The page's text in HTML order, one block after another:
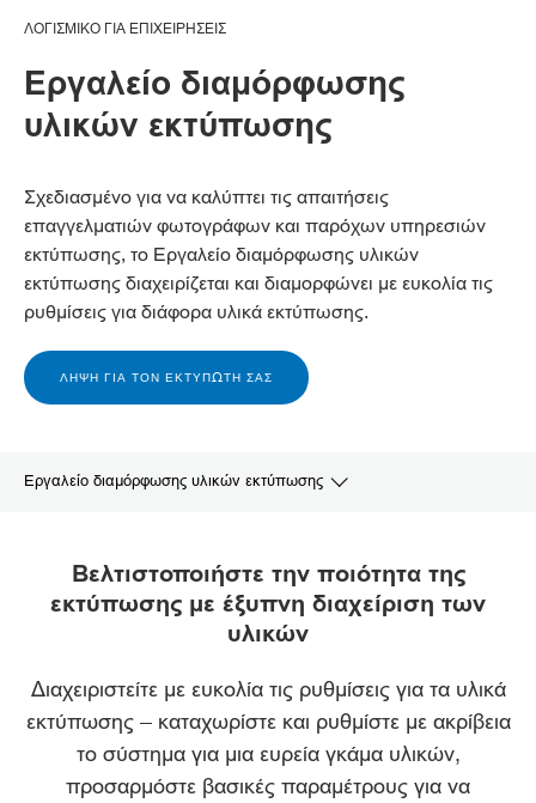
ΛΟΓΙΣΜΙΚΟ ΓΙΑ ΕΠΙΧΕΙΡΗΣΕΙΣ
Εργαλείο διαμόρφωσης
υλικών εκτύπωσης
Σχεδιασμένο για να καλύπτει τις απαιτήσεις
επαγγελματιών φωτογράφων και παρόχων υπηρεσιών
εκτύπωσης, το Εργαλείο διαμόρφωσης υλικών
εκτύπωσης διαχειρίζεται και διαμορφώνει με ευκολία τις
ρυθμίσεις για διάφορα υλικά εκτύπωσης.
ΛΉΨΗ ΓΙΑ ΤΟΝ ΕΚΤΥΠΩΤΉ ΣΑΣ
Εργαλείο διαμόρφωσης υλικών εκτύπωσης
ΠΛΕΟΝΕΚΤΗΜΑΤΑ
ΛΗΨΗ ΛΟΓΙΣΜΙΚΟΥ
Βελτιστοποιήστε την ποιότητα της
εκτύπωσης με έξυπνη διαχείριση των
υλικών
Διαχειριστείτε με ευκολία τις ρυθμίσεις για τα υλικά
εκτύπωσης – καταχωρίστε και ρυθμίστε με ακρίβεια
το σύστημα για μια ευρεία γκάμα υλικών,
προσαρμόστε βασικές παραμέτρους για να